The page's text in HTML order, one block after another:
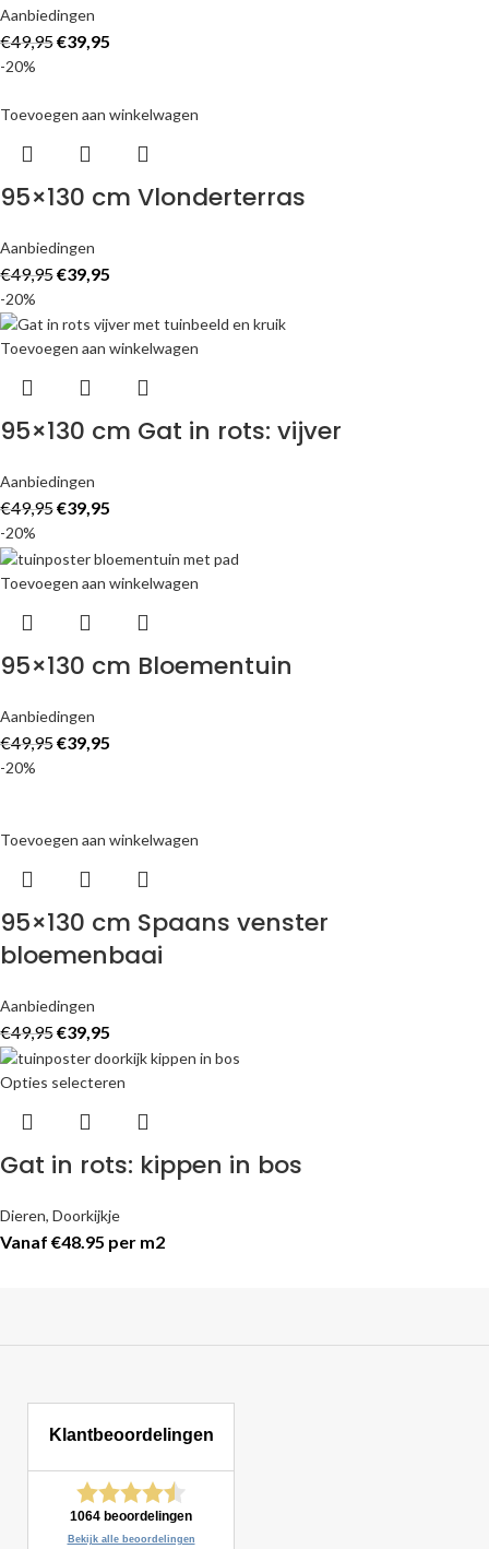
Aanbiedingen
€49,95€39,95
-20%
Toevoegen aan winkelwagen
95×130 cm Vlonderterras
Aanbiedingen
€49,95€39,95
-20%
Toevoegen aan winkelwagen
95×130 cm Gat in rots: vijver
Aanbiedingen
€49,95€39,95
-20%
Toevoegen aan winkelwagen
95×130 cm Bloementuin
Aanbiedingen
€49,95€39,95
-20%
Toevoegen aan winkelwagen
95×130 cm Spaans venster
bloemenbaai
Aanbiedingen
€49,95€39,95
Opties selecteren
Gat in rots: kippen in bos
Dieren, Doorkijkje
Vanaf €48.95 per m2